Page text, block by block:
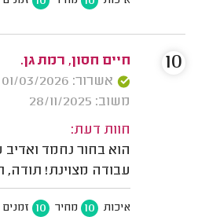
חיים חסון, רמת גן.
אשרור: 01/03/2026
משוב: 28/11/2025
חוות דעת:
הוא בחור נחמד ואדיב
עבודה מצוינת! תודה,
איכות 10 מחיר 10 זמנים
10